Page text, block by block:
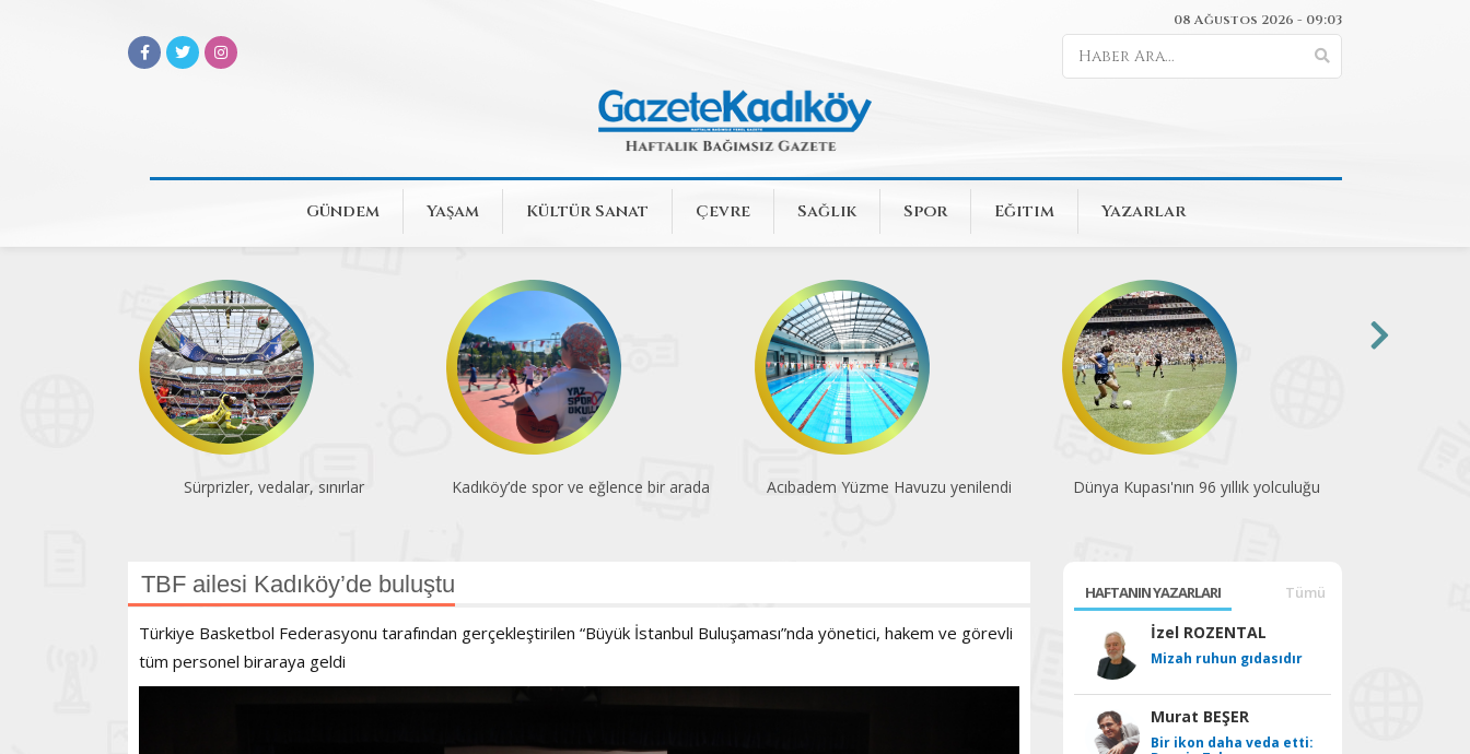
08 Ağustos 2026 - 09:03
Gündem Yaşam Kültür Sanat Çevre Sağlık Spor Eğitim Yazarlar
Sürprizler, vedalar, sınırlar Kadıköy’de spor ve eğlence bir arada Acıbadem Yüzme Havuzu yenilendi Dünya Kupası'nın 96 yıllık yolculuğu
TBF ailesi Kadıköy’de buluştu
Türkiye Basketbol Federasyonu tarafından gerçekleştirilen “Büyük İstanbul Buluşaması”nda yönetici, hakem ve görevli
tüm personel biraraya geldi
HAFTANIN YAZARLARI Tümü
İzel ROZENTAL
Mizah ruhun gıdasıdır
Murat BEŞER
Bir ikon daha veda etti: